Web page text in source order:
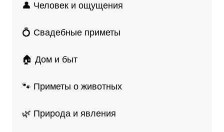
👤 Человек и ощущения
💍 Свадебные приметы
🏠 Дом и быт
🐾 Приметы о животных
🌿 Природа и явления